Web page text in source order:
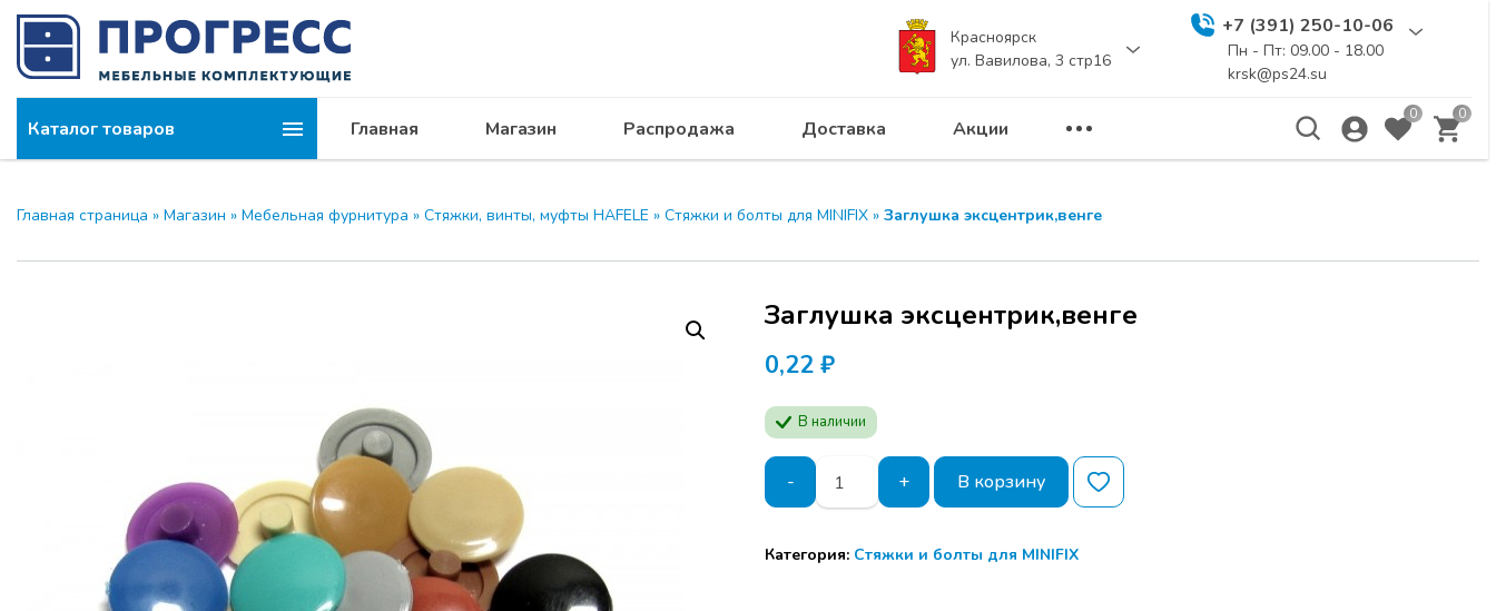
Красноярск
ул. Вавилова, 3 стр16
+7 (391) 250-10-06
Пн - Пт: 09.00 - 18.00
krsk@ps24.su
Каталог товаров Главная Магазин Распродажа Доставка Акции
0 0
Главная страница » Магазин » Мебельная фурнитура » Стяжки, винты, муфты HAFELE » Стяжки и болты для MINIFIX » Заглушка эксцентрик,венге
Заглушка эксцентрик,венге
0,22 ₽
В наличии
-
Количество
товара
эксцентрик,венге
+ В корзину
Категория: Стяжки и болты для MINIFIX